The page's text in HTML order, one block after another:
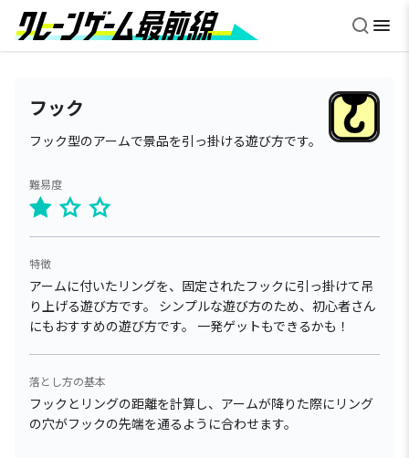
フック
フック型のアームで景品を引っ掛ける遊び方です。
難易度
特徴
アームに付いたリングを、固定されたフックに引っ掛けて吊
り上げる遊び方です。 シンプルな遊び方のため、初心者さん
にもおすすめの遊び方です。 一発ゲットもできるかも！
落とし方の基本
フックとリングの距離を計算し、アームが降りた際にリング
の穴がフックの先端を通るように合わせます。